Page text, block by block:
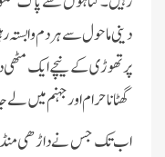
دینی ماحول سے ہر دم
پرتھوڑی کے نیچے ایک مٹھی
گھٹانا حرام اور جہنم میں لے
اب تک جس نے داڑ ھی